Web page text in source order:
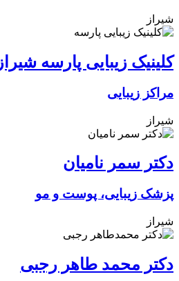
شیراز
کلینیک زیبایی پارسه شیراز
مراکز زیبایی
شیراز
دکتر سمر نامیان
پزشک زیبایی، پوست و مو
شیراز
دکتر محمد طاهر رجبی